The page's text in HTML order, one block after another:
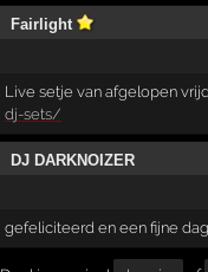
Fairlight
Live setje van afgelopen
dj-sets/
DJ DARKNOIZER
gefeliciteerd en een fijne